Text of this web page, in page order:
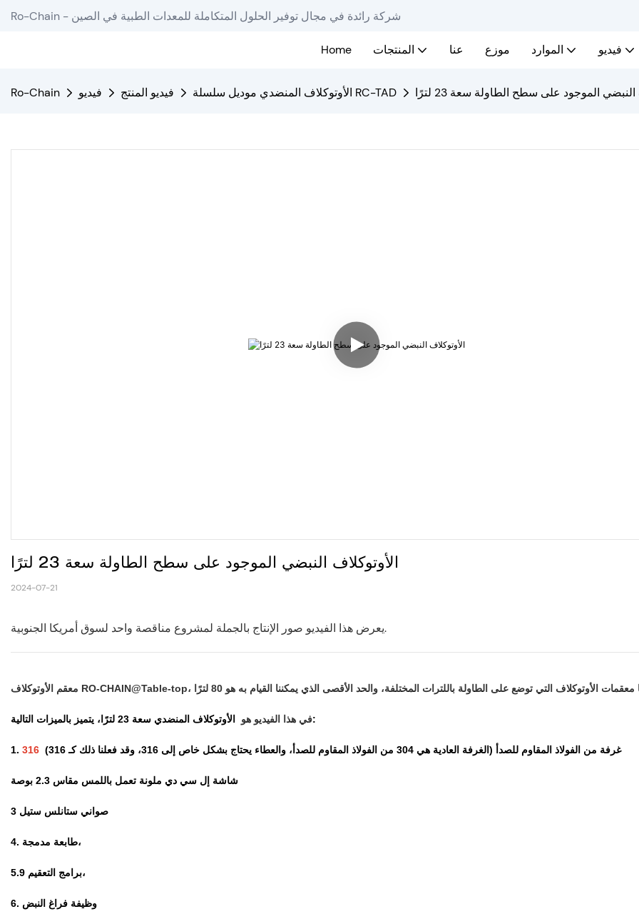
Ro-Chain - شركة رائدة في مجال توفير الحلول المتكاملة للمعدات الطبية في الصين
Home المنتجات عنا موزع الموارد فيديو
Ro-Chain فيديو فيديو المنتج الأوتوكلاف المنضدي موديل سلسلة RC-TAD الموجود على سطح الطاولة سعة 23 لترًا
الأوتوكلاف النبضي الموجود على سطح الطاولة سعة 23 لترًا
2024-07-21
يعرض هذا الفيديو صور الإنتاج بالجملة لمشروع مناقصة واحد لسوق أمريكا الجنوبية.
في هذا الفيديو هوالأوتوكلاف المنضدي سعة 23 لترًا، يتميز بالميزات التالية:
1. 316 غرفة من الفولاذ المقاوم للصدأ (الغرفة العادية هي 304 من الفولاذ المقاوم للصدأ، والعطاء يحتاج بشكل خاص إلى 316، وقد فعلنا ذلك كـ 316)
شاشة إل سي دي ملونة تعمل باللمس مقاس 2.3 بوصة
3 صواني ستانلس ستيل
4. طابعة مدمجة،
5.9 برامج التعقيم،
6. وظيفة فراغ النبض